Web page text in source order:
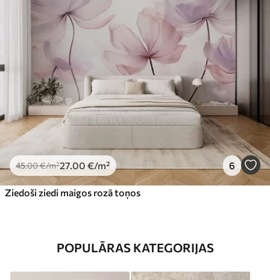
45.00€/m²27 .00 €/m² 6
Ziedoši ziedi maigos rozā toņos
POPULĀRAS KATEGORIJAS